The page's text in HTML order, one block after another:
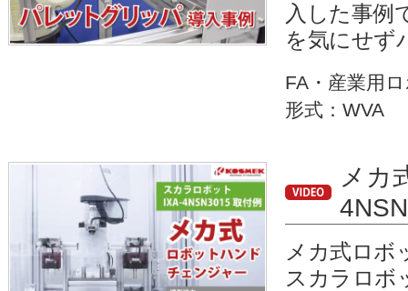
入した事例
を気にせず
FA・産業用
形式：WVA
メカ
メカ式ロボ
スカラロボ